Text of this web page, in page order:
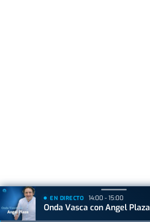
EN DIRECTO 14:00 - 15:00
Onda Vasca con Angel Plaza